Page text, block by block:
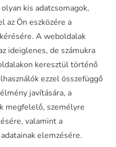
kis adatcsomagok,
az Ön eszközére a
A weboldalak
ideiglenes, de számukra
keresztül történő
ezzel összefüggő
javítására, a
megfelelő, személyre
valamint a
elemzésére.